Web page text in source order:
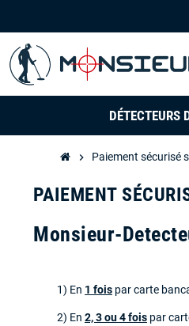
DÉTECTEURS
chevron_right Paiement sécurisé
PAIEMENT
Monsieur-
1) En 1 fois par carte
2) En 2, 3ou 4 fois par